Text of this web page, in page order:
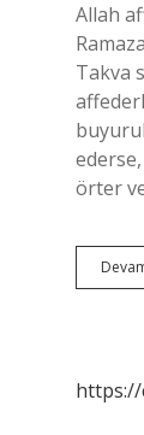
Allah
Takva
örter